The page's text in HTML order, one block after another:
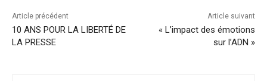
Article précédent
10 ANS POUR LA LIBERTÉ DE
LA PRESSE
Article suivant
« L’impact des émotions
sur l’ADN »